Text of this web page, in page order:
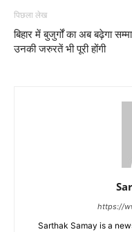
पिछला लेख
बिहार में बुजुर्गों का अब बढ़ेगा
उनकी जरुरतें भी पूरी होंगी
https://
Sarthak Samay is a